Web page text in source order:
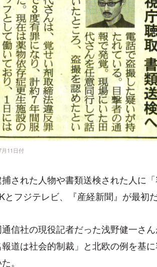
月11日付
捕された人物や書類送検された人に
とフジテレビ、『産経新聞』が最初だ
信社の現役記者だった浅野健一さ
道は社会的制裁」と北欧の例を基
。